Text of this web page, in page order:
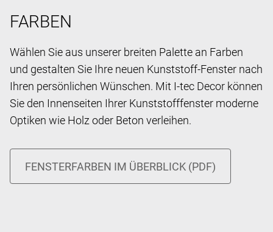
FARBEN
Wählen Sie aus unserer breiten Palette an Farben
und gestalten Sie Ihre neuen Kunststoff-Fenster nach
Ihren persönlichen Wünschen. Mit I-tec Decor können
Sie den Innenseiten Ihrer Kunststofffenster moderne
Optiken wie Holz oder Beton verleihen.